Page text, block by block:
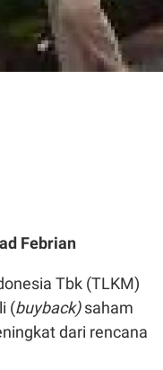
Febrian
Tbk (TLKM)
(buyback)saham
dari rencana